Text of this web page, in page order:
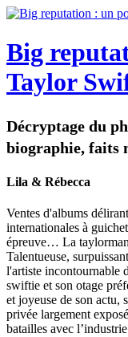
Big
Taylor
Décryptage du
biographie, faits
Lila & Rébecca
Ventes d'albums
internationales à
épreuve… La
Talentueuse,
l'artiste incontournable
swiftie et son otage
et joyeuse de son actu,
privée largement
batailles avec